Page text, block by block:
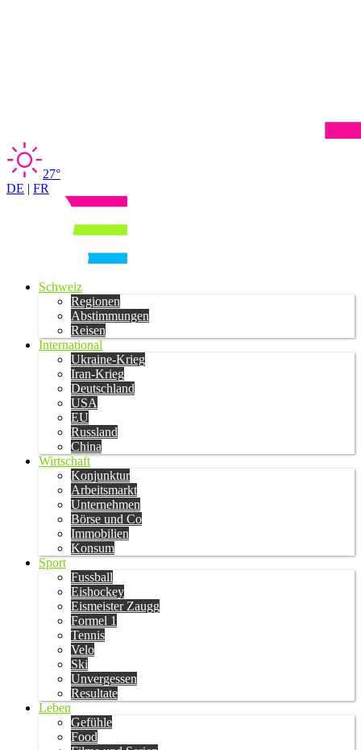
27°
DE | FR
Schweiz
Regionen
Abstimmungen
Reisen
International
Ukraine-Krieg
Iran-Krieg
Deutschland
USA
EU
Russland
China
Wirtschaft
Konjunktur
Arbeitsmarkt
Unternehmen
Börse und Co
Immobilien
Konsum
Sport
Fussball
Eishockey
Eismeister Zaugg
Formel 1
Tennis
Velo
Ski
Unvergessen
Resultate
Leben
Gefühle
Food